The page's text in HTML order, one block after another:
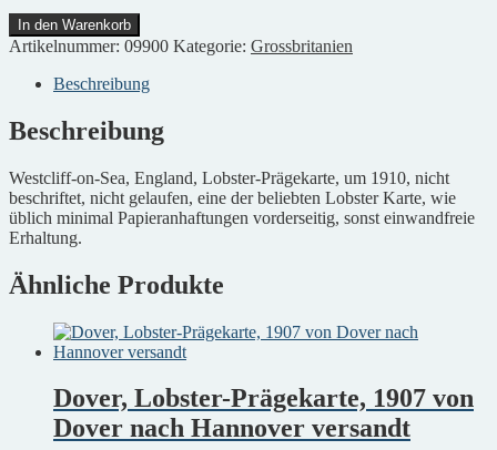
Westcliff-
on-
England,
Prägekarte,
um
Menge
In den Warenkorb
Artikelnummer: 09900 Kategorie: Grossbritanien
Beschreibung
Beschreibung
Westcliff-on-Sea, England, Lobster-Prägekarte, um 1910, nicht
beschriftet, nicht gelaufen, eine der beliebten Lobster Karte, wie
üblich minimal Papieranhaftungen vorderseitig, sonst einwandfreie
Erhaltung.
Ähnliche Produkte
Dover, Lobster-Prägekarte, 1907 von
Dover nach Hannover versandt